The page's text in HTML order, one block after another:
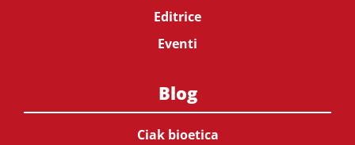
Editrice
Eventi
Blog
Ciak bioetica